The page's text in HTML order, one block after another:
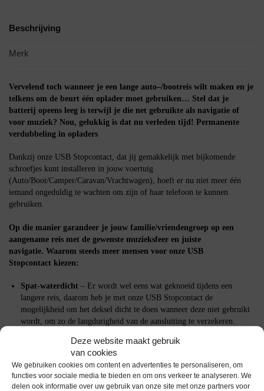
Deze website maakt gebruik
van cookies
We gebruiken cookies om content en advertenties te personaliseren, om
functies voor sociale media te bieden en om ons verkeer te analyseren. We
delen ook informatie over uw gebruik van onze site met onze partners voor
Beschrijving
Merk
Vervelend toch wanneer je een lange auto–/bootreis wilt maken en je
telkens om de beurt één oplader moet gebruiken… Stel dat je
batterij opeens leeg is terwijl je die net gebruikte als navigatie of
voor muziek? Nou, gelukkig is dat nu verleden tijd! Permanente
verdubbeling in opladers
Dankzij onze USB Stopcontact, dat jij gemakkelijk met bijkomende
schroefjes kunt installeren in jouw voertuig
(Auto/Boot/Camper/Caravan/Vrachtwagen), hoeft er nu niet meer één
iemand ongeduldig te wachten om zijn of haar telefoon te kunnen
gebruiken.
Op die manier garandeer je jouw familie/vriendengroep op een
aangename reis met de gewenste muzieksfeer en juiste
navigatie. Waarom steeds meer mensen voor onze USB
Stopcontact kiezen:
Spat-waterdicht – Er wordt wel eens wat geknoeid tijdens een
langere reis, daarom heb je met onze USB Stopcontact de
mogelijkheid om het deksel dicht te doen wanneer deze niet gebruikt
wordt, om zo de langdurigheid van de aansluiting te verzekeren.
beveiliging tegen kortsluiting en ompoling zodat je jouw kinderen
met een gerust hart kunt laten opladen…Geen gesmolten opladers of
kortsluitingen, alleen maar “telefoonplezier”.